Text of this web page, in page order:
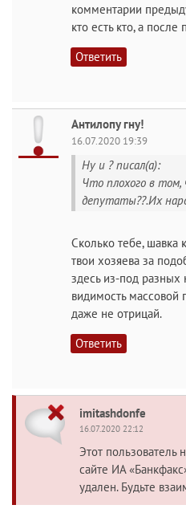
комментарии
кто есть кто, а
Ответить
Антилопу гну!
16.07.2020 19:39
Ну и ? писал(а):
Что плохого в
депутаты??.Их
Сколько тебе, шавка
твои хозяева за
здесь из-под разных
видимость массовой
даже не отрицай.
Ответить
imitashdonfe
16.07.2020 22:12
Этот пользователь
сайте ИА
удален. Будьте